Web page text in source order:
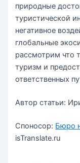
природные
туристической
негативное
глобальные
рассмотрим что
туризм и
ответственных
Автор статьи:
Споносор: Бюро
isTranslate.ru